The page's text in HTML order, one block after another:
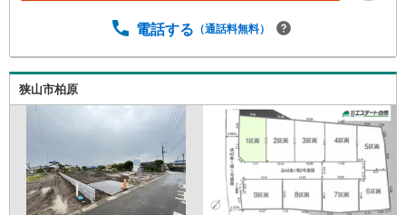
て、リフォームや注文建築についてご相談頂けます4.年中
～19:00 この時間はお電話でのお問合わせがスムーズです
5.お子様連れでおこしくださいキッズスペース、授乳室、
オムツ替えベッド、アンパンマンジュースをご用意してお
ります。ご見学ご希望の方は、右上の“室内・現地を見学す
る（無料）をボタンからご予約ください。
電話する （通話料無料）
狭山市柏原